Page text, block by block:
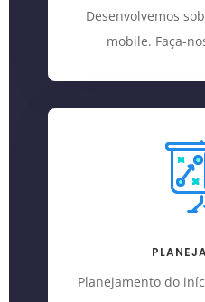
Desenvolvemos
mobile. Faça-
Planejamento do